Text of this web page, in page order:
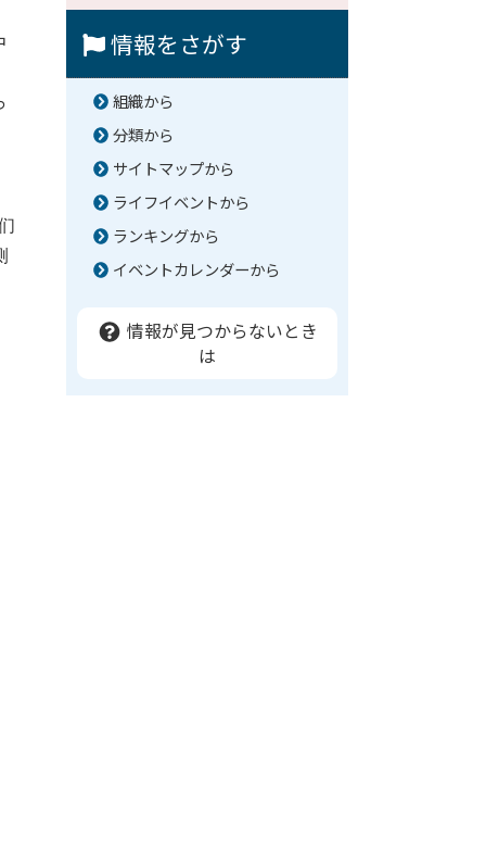
情報をさがす
組織から
分類から
サイトマップから
ライフイベントから
ランキングから
イベントカレンダーから
情報が見つからないとき
は